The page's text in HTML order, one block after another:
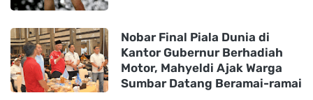
Nobar Final Piala Dunia di
Kantor Gubernur Berhadiah
Motor, Mahyeldi Ajak Warga
Sumbar Datang Beramai-ramai